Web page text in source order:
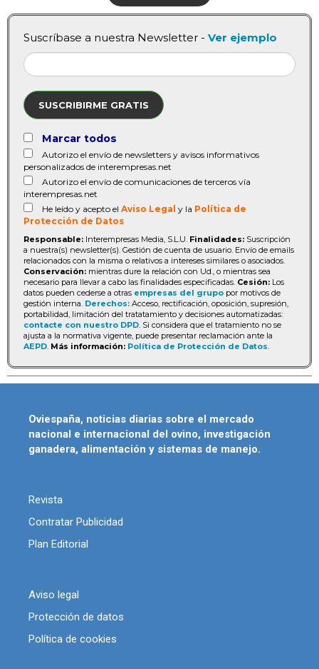
Suscríbase a nuestra Newsletter - Ver ejemplo
SUSCRIBIRME GRATIS
Marcar todos
Autorizo el envío de newsletters y avisos informativos
personalizados de interempresas.net
Autorizo el envío de comunicaciones de terceros vía
interempresas.net
He leído y acepto el Aviso Legal y la Política de
Protección de Datos
Responsable: Interempresas Media, S.L.U. Finalidades: Suscripción
a nuestra(s) newsletter(s). Gestión de cuenta de usuario. Envío de emails
relacionados con la misma o relativos a intereses similares o asociados.
Conservación: mientras dure la relación con Ud., o mientras sea
necesario para llevar a cabo las finalidades especificadas. Cesión: Los
datos pueden cederse a otras empresas del grupo por motivos de
gestión interna. Derechos: Acceso, rectificación, oposición, supresión,
portabilidad, limitación del tratatamiento y decisiones automatizadas:
contacte con nuestro DPD . Si considera que el tratamiento no se
ajusta a la normativa vigente, puede presentar reclamación ante la
AEPD Más información: Política de Protección de Datos
Oviespaña, noticias diarias sobre el mercado
nacional e internacional del ovino, investigación
ganadera, alimentación y sistemas de manejo.
Revista
Contratar Publicidad
Plan Editorial
Aviso legal
Protección de datos
Política de cookies